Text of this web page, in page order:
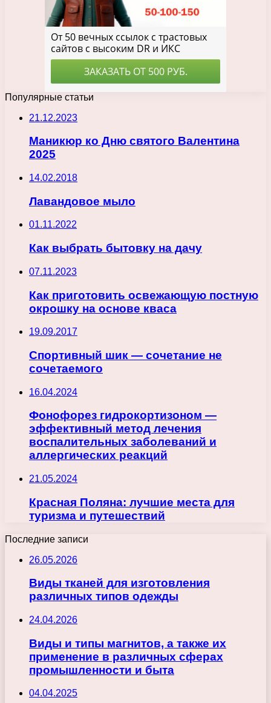
Популярные статьи
21.12.2023
Маникюр ко Дню святого Валентина
2025
14.02.2018
Лавандовое мыло
01.11.2022
Как выбрать бытовку на дачу
07.11.2023
Как приготовить освежающую постную
окрошку на основе кваса
19.09.2017
Спортивный шик — сочетание не
сочетаемого
16.04.2024
Фонофорез гидрокортизоном —
эффективный метод лечения
воспалительных заболеваний и
аллергических реакций
21.05.2024
Красная Поляна: лучшие места для
туризма и путешествий
Последние записи
26.05.2026
Виды тканей для изготовления
различных типов одежды
24.04.2026
Виды и типы магнитов, а также их
применение в различных сферах
промышленности и быта
04.04.2025